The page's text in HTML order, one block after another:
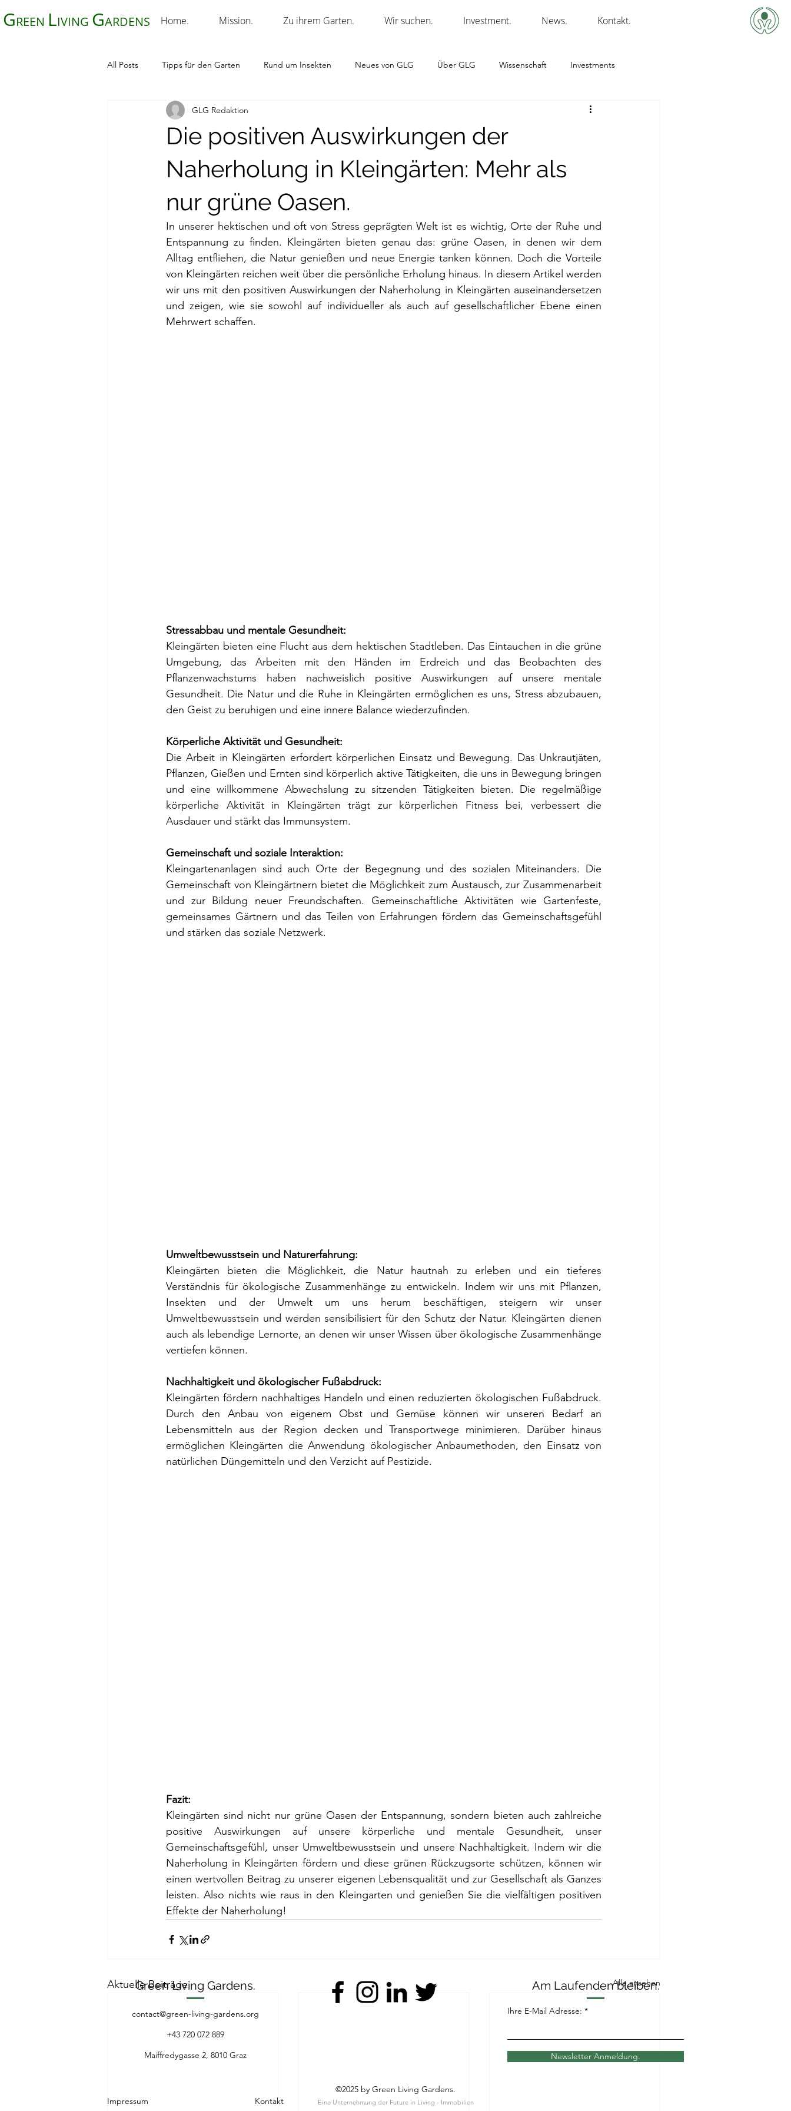
GREEN LIVING GARDENS Home. Mission. Zu ihrem Garten. Wir suchen. Investment. News. Kontakt.
All Posts Tipps für den Garten Rund um Insekten Neues von GLG Über GLG Wissenschaft Investments
Die positiven Auswirkungen der
Naherholung in Kleingärten: Mehr als
nur grüne Oasen.
GLG Redaktion
In unserer hektischen und oft von Stress geprägten Welt ist es wichtig, Orte der Ruhe und
Entspannung zu finden. Kleingärten bieten genau das: grüne Oasen, in denen wir dem
Alltag entfliehen, die Natur genießen und neue Energie tanken können. Doch die Vorteile
von Kleingärten reichen weit über die persönliche Erholung hinaus. In diesem Artikel werden
wir uns mit den positiven Auswirkungen der Naherholung in Kleingärten auseinandersetzen
und zeigen, wie sie sowohl auf individueller als auch auf gesellschaftlicher Ebene einen
Mehrwert schaffen.
Stressabbau und mentale Gesundheit:
Kleingärten bieten eine Flucht aus dem hektischen Stadtleben. Das Eintauchen in die grüne
Umgebung, das Arbeiten mit den Händen im Erdreich und das Beobachten des
Pflanzenwachstums haben nachweislich positive Auswirkungen auf unsere mentale
Gesundheit. Die Natur und die Ruhe in Kleingärten ermöglichen es uns, Stress abzubauen,
den Geist zu beruhigen und eine innere Balance wiederzufinden.
Körperliche Aktivität und Gesundheit:
Die Arbeit in Kleingärten erfordert körperlichen Einsatz und Bewegung. Das Unkrautjäten,
Pflanzen, Gießen und Ernten sind körperlich aktive Tätigkeiten, die uns in Bewegung bringen
und eine willkommene Abwechslung zu sitzenden Tätigkeiten bieten. Die regelmäßige
körperliche Aktivität in Kleingärten trägt zur körperlichen Fitness bei, verbessert die
Ausdauer und stärkt das Immunsystem.
Gemeinschaft und soziale Interaktion:
Kleingartenanlagen sind auch Orte der Begegnung und des sozialen Miteinanders. Die
Gemeinschaft von Kleingärtnern bietet die Möglichkeit zum Austausch, zur Zusammenarbeit
und zur Bildung neuer Freundschaften. Gemeinschaftliche Aktivitäten wie Gartenfeste,
gemeinsames Gärtnern und das Teilen von Erfahrungen fördern das Gemeinschaftsgefühl
und stärken das soziale Netzwerk.
Umweltbewusstsein und Naturerfahrung:
Kleingärten bieten die Möglichkeit, die Natur hautnah zu erleben und ein tieferes
Verständnis für ökologische Zusammenhänge zu entwickeln. Indem wir uns mit Pflanzen,
Insekten und der Umwelt um uns herum beschäftigen, steigern wir unser
Umweltbewusstsein und werden sensibilisiert für den Schutz der Natur. Kleingärten dienen
auch als lebendige Lernorte, an denen wir unser Wissen über ökologische Zusammenhänge
vertiefen können.
Nachhaltigkeit und ökologischer Fußabdruck:
Kleingärten fördern nachhaltiges Handeln und einen reduzierten ökologischen Fußabdruck.
Durch den Anbau von eigenem Obst und Gemüse können wir unseren Bedarf an
Lebensmitteln aus der Region decken und Transportwege minimieren. Darüber hinaus
ermöglichen Kleingärten die Anwendung ökologischer Anbaumethoden, den Einsatz von
natürlichen Düngemitteln und den Verzicht auf Pestizide.
Fazit:
Kleingärten sind nicht nur grüne Oasen der Entspannung, sondern bieten auch zahlreiche
positive Auswirkungen auf unsere körperliche und mentale Gesundheit, unser
Gemeinschaftsgefühl, unser Umweltbewusstsein und unsere Nachhaltigkeit. Indem wir die
Naherholung in Kleingärten fördern und diese grünen Rückzugsorte schützen, können wir
einen wertvollen Beitrag zu unserer eigenen Lebensqualität und zur Gesellschaft als Ganzes
leisten. Also nichts wie raus in den Kleingarten und genießen Sie die vielfältigen positiven
Effekte der Naherholung!
Aktuelle Beiträge Alle ansehen
Green Living Gardens.
contact@green-living-gardens.org
+43 720 072 889
Maiffredygasse 2, 8010 Graz
Impressum Kontakt
©2025 by Green Living Gardens.
Eine Unternehmung der Future in Living - Immobilien
Am Laufenden bleiben.
Ihre E-Mail Adresse:
Newsletter Anmeldung.